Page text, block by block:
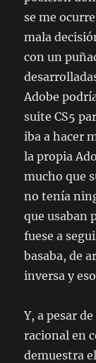
se me
mala
con un
Adobe
suite CS5
iba a hacer
la propia
mucho que
no tenía
que usaban
fuese a
basaba, de
inversa y
Y, a pesar
racional en
demuestra